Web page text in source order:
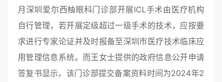
月深圳爱尔西柚眼科门诊部开展ICL手术由医疗机构
自行管理，若开展定级超过一级手术的技术，应按要
求进行专家论证并及时报备至深圳市医疗技术临床应
用管理信息系统。而王女士提供的政府信息公开申请
答复书显示，该门诊部提交备案资料时间为2024年2